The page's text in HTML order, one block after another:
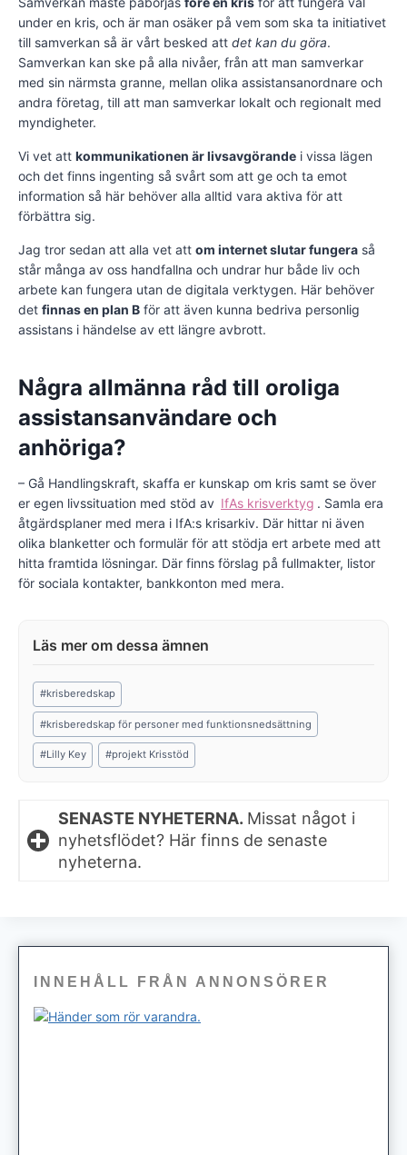
under en kris, och är man osäker på vem som ska ta initiativet
till samverkan så är vårt besked att det kan du göra.
Samverkan kan ske på alla nivåer, från att man samverkar
med sin närmsta granne, mellan olika assistansanordnare och
andra företag, till att man samverkar lokalt och regionalt med
myndigheter.
Vi vet att kommunikationen är livsavgörande i vissa lägen
och det finns ingenting så svårt som att ge och ta emot
information så här behöver alla alltid vara aktiva för att
förbättra sig.
Jag tror sedan att alla vet att om internet slutar fungera så
står många av oss handfallna och undrar hur både liv och
arbete kan fungera utan de digitala verktygen. Här behöver
det finnas en plan B för att även kunna bedriva personlig
assistans i händelse av ett längre avbrott.
Några allmänna råd till oroliga
assistansanvändare och
anhöriga?
– Gå Handlingskraft, skaffa er kunskap om kris samt se över
er egen livssituation med stöd av IfAs krisverktyg . Samla era
åtgärdsplaner med mera i IfA:s krisarkiv. Där hittar ni även
olika blanketter och formulär för att stödja ert arbete med att
hitta framtida lösningar. Där finns förslag på fullmakter, listor
för sociala kontakter, bankkonton med mera.
Post
Tags:
#krisberedskap
#krisberedskap för personer med funktionsnedsättning
#Lilly Key #projekt Krisstöd
SENASTE NYHETERNA. Missat något i
nyhetsflödet? Här finns de senaste
nyheterna.
INNEHÅLL FRÅN ANNONSÖRER